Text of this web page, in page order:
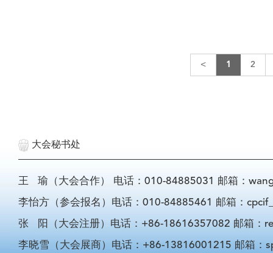
< 1 2
大会秘书处
王 瑜（大会合作） 电话：010-84885031 邮箱：
李怡方（参会报名）电话：010-84885461 邮箱：
张 阳（大会注册）电话：+86-18616357082 邮箱：
李晓雪（大会展商）电话：+86-13816001215 邮箱：